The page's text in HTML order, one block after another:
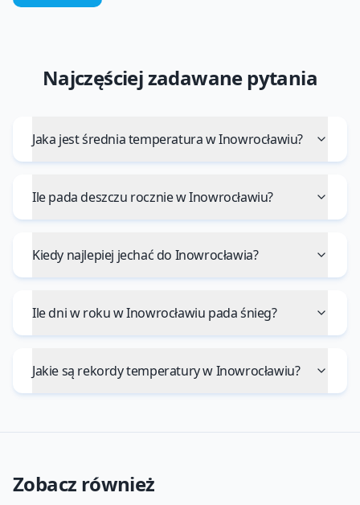
Najczęściej zadawane pytania
Jaka jest średnia temperatura w Inowrocławiu?
Ile pada deszczu rocznie w Inowrocławiu?
Kiedy najlepiej jechać do Inowrocławia?
Ile dni w roku w Inowrocławiu pada śnieg?
Jakie są rekordy temperatury w Inowrocławiu?
Zobacz również